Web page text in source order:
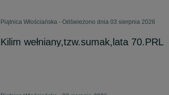
Piątnica Włościańska - Odświeżono dnia 03 sierpnia 2026
Kilim wełniany,tzw.sumak,lata 70.PRL